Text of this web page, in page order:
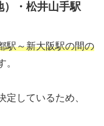
）・松井山手駅
駅～新大阪駅の間の
。
定しているため、